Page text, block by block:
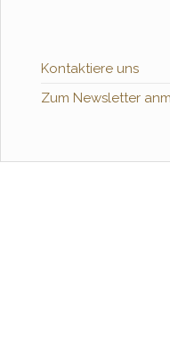
Kontaktiere uns
Zum Newsletter